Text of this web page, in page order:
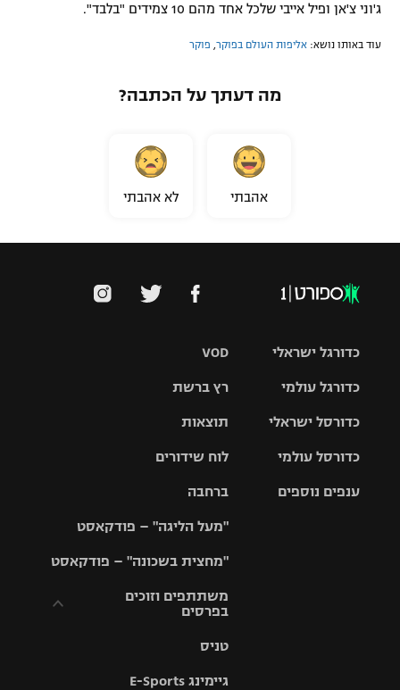
ג'וני צ'אן ופיל אייבי שלכל אחד מהם 10 צמידים "בלבד".
עוד באותו נושא: אליפות העולם בפוקר, פוקר
מה דעתך על הכתבה?
אהבתי לא אהבתי
VOD
רץ ברשת
תוצאות
לוח שידורים
ברחבה
"מעל הליגה" – פודקאסט
"מחצית בשכונה" – פודקאסט
משתתפים וזוכים
בפרסים
וזוכים בפרסים
טניס
גיימינג E-Sports
כדורגל ישראלי
גביע הטוטו
כדורגל עולמי
האלופות
ליגה
כדורסל ישראלי
סל
כדורסל עולמי
ענפים נוספים